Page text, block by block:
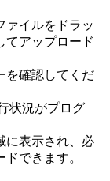
ァイルをドラッ
てアップロード
を確認してくだ
状況がプログ
に表示され、必
できます。